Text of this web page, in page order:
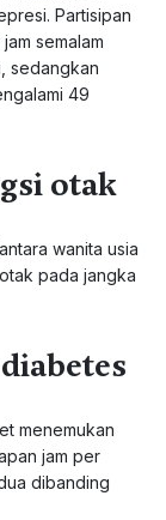
Partisipan
semalam
sedangkan
49
otak
wanita usia
pada jangka
menemukan
jam per
dibanding